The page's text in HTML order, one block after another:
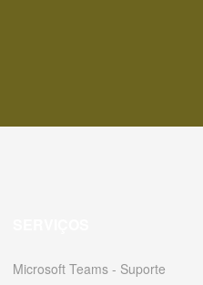
Microsoft Teams - Suporte